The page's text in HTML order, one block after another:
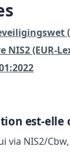
NIS2 (EUR-
est-elle
via NIS2/